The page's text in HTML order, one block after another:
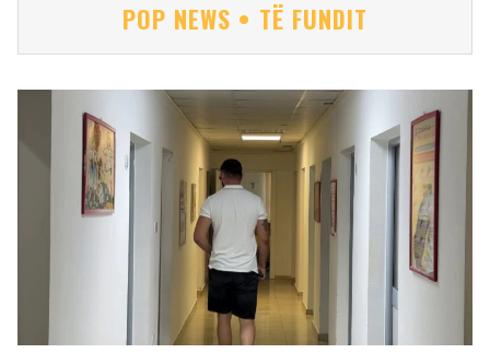
POP NEWS • TË FUNDIT